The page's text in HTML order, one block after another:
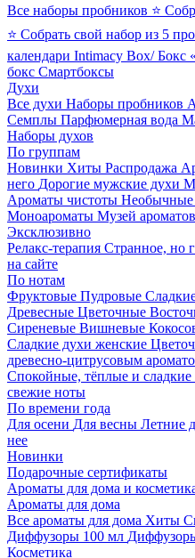
Все наборы пробников ⭐
⭐ Собрать свой набор из 5
календари Intimacy Box/ Бокс
бокс Смартбоксы
Духи
Все духи Наборы пробников
Семплы Парфюмерная вода
Наборы духов
По группам
Новинки Хиты Распродажа
него Дорогие мужские духи
Ароматы чистоты Необычные
Моноароматы Музей ароматов
Эксклюзивно
Релакс-терапия Странное, но
на сайте
По нотам
Фруктовые Пудровые
Древесные Цветочные
Сиреневые Вишневые
Сладкие духи женские
древесно-цитрусовым
Спокойные, тёплые и
свежие ноты
По времени года
Для осени Для весны Летние
нее
Новинки
Подарочные сертификаты
Ароматы для дома и
Ароматы для дома
Все ароматы для дома Хиты
Диффузоры 100 мл
Косметика